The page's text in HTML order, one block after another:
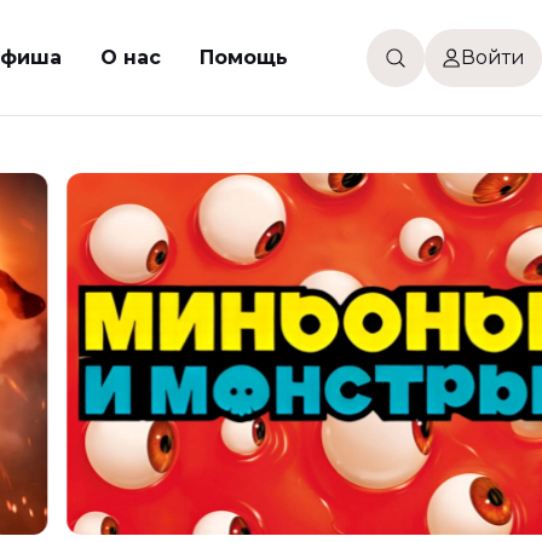
О нас Помощь Войти